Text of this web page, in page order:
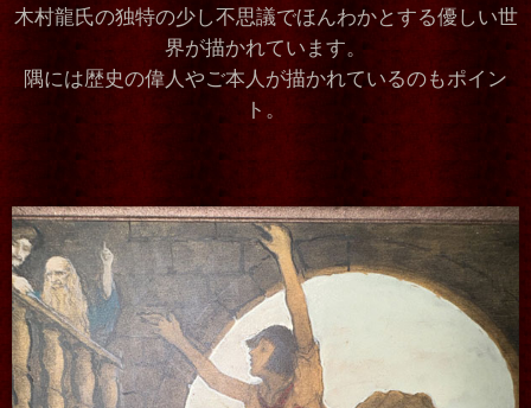
木村龍氏の独特の少し不思議でほんわかとする優しい世
界が描かれています。
隅には歴史の偉人やご本人が描かれているのもポイン
ト。